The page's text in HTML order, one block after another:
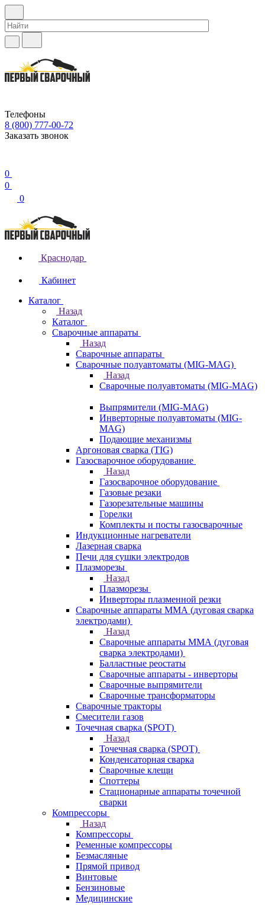
Телефоны
8 (800) 777-00-72
Заказать звонок
0
0
0
Краснодар
Кабинет
Каталог
Назад
Каталог
Сварочные аппараты
Назад
Сварочные аппараты
Сварочные полуавтоматы (MIG-MAG)
Назад
Сварочные полуавтоматы (MIG-MAG)
Выпрямители (MIG-MAG)
Инверторные полуавтоматы (MIG-
MAG)
Подающие механизмы
Аргоновая сварка (TIG)
Газосварочное оборудование
Назад
Газосварочное оборудование
Газовые резаки
Газорезательные машины
Горелки
Комплекты и посты газосварочные
Индукционные нагреватели
Лазерная сварка
Печи для сушки электродов
Плазморезы
Назад
Плазморезы
Инверторы плазменной резки
Сварочные аппараты ММА (дуговая сварка
электродами)
Назад
Сварочные аппараты ММА (дуговая
сварка электродами)
Балластные реостаты
Сварочные аппараты - инверторы
Сварочные выпрямители
Сварочные трансформаторы
Сварочные тракторы
Смесители газов
Точечная сварка (SPOT)
Назад
Точечная сварка (SPOT)
Конденсаторная сварка
Сварочные клещи
Споттеры
Стационарные аппараты точечной
сварки
Компрессоры
Назад
Компрессоры
Ременные компрессоры
Безмасляные
Прямой привод
Винтовые
Бензиновые
Медицинские